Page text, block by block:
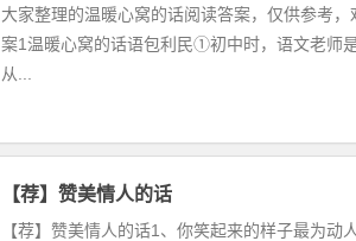
大家整理的温暖心窝的话阅读答案，仅供参考
案1温暖心窝的话语包利民①初中时，语文老师
从...
【荐】赞美情人的话
【荐】赞美情人的话1、你笑起来的样子最为